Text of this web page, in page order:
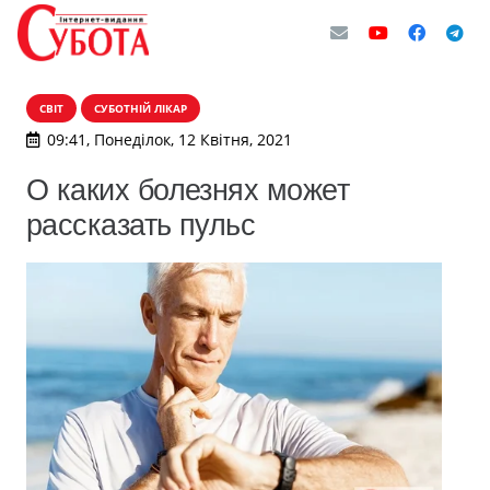
СВІТ СУБОТНІЙ ЛІКАР
09:41, Понеділок, 12 Квітня, 2021
О каких болезнях может
рассказать пульс